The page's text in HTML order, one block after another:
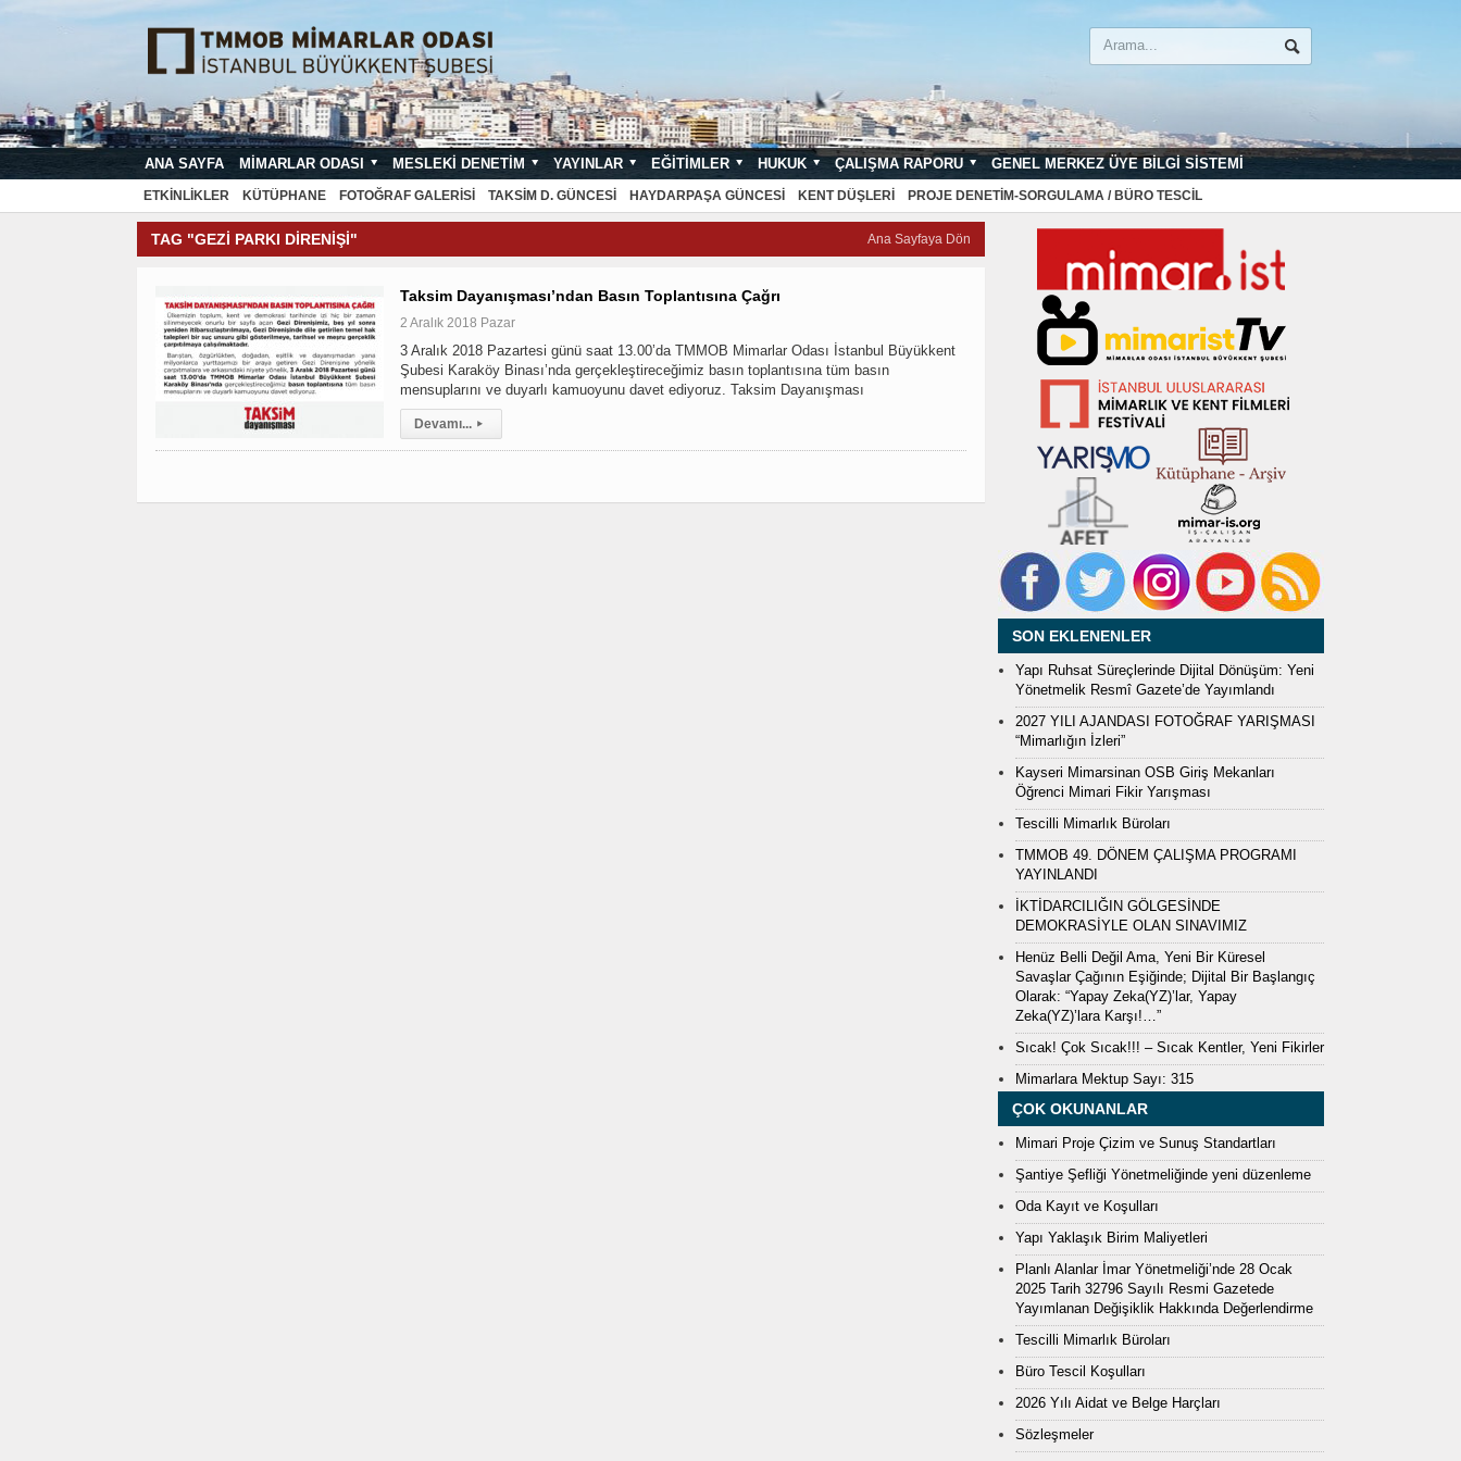
ANA SAYFA MIMARLAR ODASI MESLEKI DENETIM YAYINLAR EĞITIMLER HUKUK ÇALIŞMA RAPORU GENEL MERKEZ ÜYE BILGI SISTEMI
ETKINLIKLER KÜTÜPHANE FOTOĞRAF GALERISI TAKSIM D. GÜNCESI HAYDARPAŞA GÜNCESI KENT DÜŞLERI PROJE DENETIM-SORGULAMA / BÜRO TESCIL
Ana Sayfaya Dön
TAG "GEZI PARKI DIRENIŞI"
Taksim Dayanışması’ndan Basın Toplantısına Çağrı
2 Aralık 2018 Pazar
3 Aralık 2018 Pazartesi günü saat 13.00’da TMMOB Mimarlar Odası İstanbul Büyükkent
Şubesi Karaköy Binası’nda gerçekleştireceğimiz basın toplantısına tüm basın
mensuplarını ve duyarlı kamuoyunu davet ediyoruz. Taksim Dayanışması
Devamı... ▸
SON EKLENENLER
Yapı Ruhsat Süreçlerinde Dijital Dönüşüm: Yeni
Yönetmelik Resmî Gazete’de Yayımlandı
2027 YILI AJANDASI FOTOĞRAF YARIŞMASI
“Mimarlığın İzleri”
Kayseri Mimarsinan OSB Giriş Mekanları
Öğrenci Mimari Fikir Yarışması
Tescilli Mimarlık Büroları
TMMOB 49. DÖNEM ÇALIŞMA PROGRAMI
YAYINLANDI
İKTİDARCILIĞIN GÖLGESİNDE
DEMOKRASİYLE OLAN SINAVIMIZ
Henüz Belli Değil Ama, Yeni Bir Küresel
Savaşlar Çağının Eşiğinde; Dijital Bir Başlangıç
Olarak: “Yapay Zeka(YZ)’lar, Yapay
Zeka(YZ)’lara Karşı!…”
Sıcak! Çok Sıcak!!! – Sıcak Kentler, Yeni Fikirler
Mimarlara Mektup Sayı: 315
ÇOK OKUNANLAR
Mimari Proje Çizim ve Sunuş Standartları
Şantiye Şefliği Yönetmeliğinde yeni düzenleme
Oda Kayıt ve Koşulları
Yapı Yaklaşık Birim Maliyetleri
Planlı Alanlar İmar Yönetmeliği’nde 28 Ocak
2025 Tarih 32796 Sayılı Resmi Gazetede
Yayımlanan Değişiklik Hakkında Değerlendirme
Tescilli Mimarlık Büroları
Büro Tescil Koşulları
2026 Yılı Aidat ve Belge Harçları
Sözleşmeler